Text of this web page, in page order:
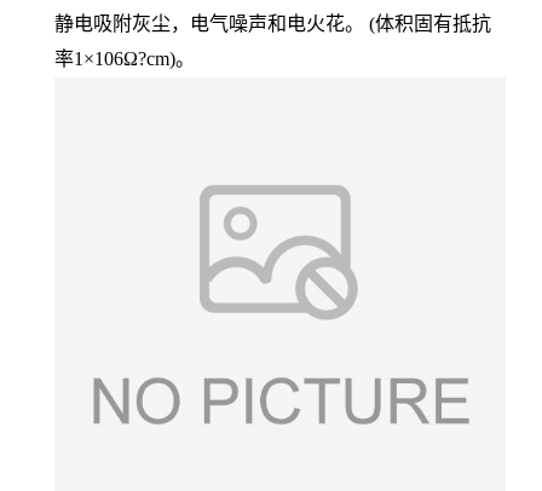
静电吸附灰尘，电气噪声和电火花。 (体积固有抵抗
率1×106Ω?cm)。